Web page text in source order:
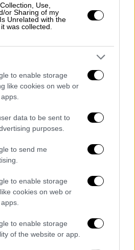
Use,
or Sharing of my
Unrelated with the
was collected.
to enable storage
like cookies on web or
data to be sent to
purposes.
to send me
to enable storage
cookies on web or
to enable storage
of the website or app.
τη δυνατότητα να θέτει
κυκλοφορία αυτών των
των διατάξεων του
Οδικής Κυκλοφορίας
έκανε λόγο και
υπουργείου Εργασίας
άσκηση κοινωνικής
µετακίνηση των
ευάλωτων κοινωνικών
τα 169
χωρίς να έχει -όπως είπε-
των σχετικών
υπουργείου Εργασίας
να µην εισπράττει
οφειλές και να
πλήρες κόστος άσκησης